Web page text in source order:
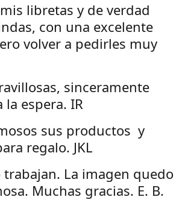
libretas y de verdad
con una excelente
volver a pedirles muy
sinceramente
la espera. IR
sus productos y
regalo. JKL
trabajan. La imagen quedo
Muchas gracias. E. B.